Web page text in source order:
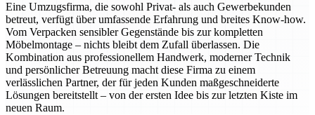
Eine Umzugsfirma, die sowohl Privat- als auch Gewerbekunden
betreut, verfügt über umfassende Erfahrung und breites Know-how.
Vom Verpacken sensibler Gegenstände bis zur kompletten
Möbelmontage – nichts bleibt dem Zufall überlassen. Die
Kombination aus professionellem Handwerk, moderner Technik
und persönlicher Betreuung macht diese Firma zu einem
verlässlichen Partner, der für jeden Kunden maßgeschneiderte
Lösungen bereitstellt – von der ersten Idee bis zur letzten Kiste im
neuen Raum.